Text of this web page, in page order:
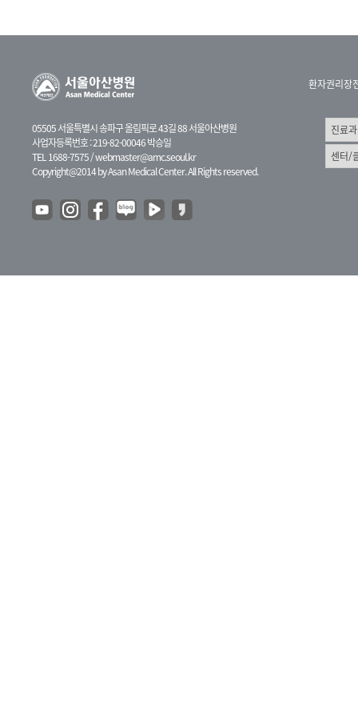
05505 서울특별시 송파구 올림픽로 43길 88 서울아산병원
사업자등록번호 : 219-82-00046 박승일
TEL 1688-7575 /webmaster@amc.seoul.kr
Copyright@2014 by Asan Medical Center. All Rights reserved.
환자권리장